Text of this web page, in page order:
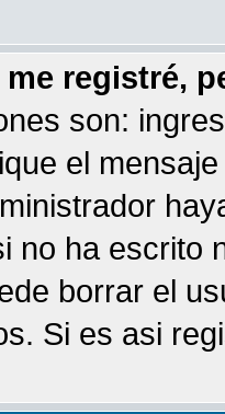
registré,
son:
el
no ha escrito
borrar el
Si es asi